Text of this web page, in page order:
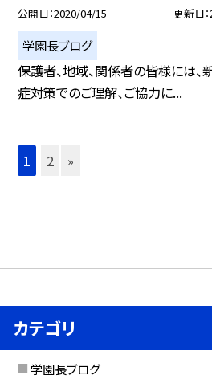
公開日 2020/04/15 更新日
学園長ブログ
保護者、地域、関係者の皆様には
症対策でのご理解、ご協力に...
1 2 »
カテゴリ
学園長ブログ